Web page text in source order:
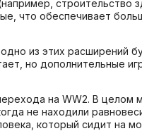
строительство
что обеспечивает
из этих расширений
но дополнительные
на WW2. В целом
не находили
который сидит на